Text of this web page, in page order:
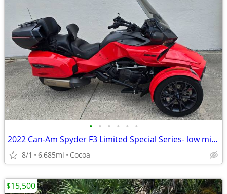
• • • • • •
2022 Can-Am Spyder F3 Limited Special Series- low miles
8/1 6,685mi Cocoa
$15,500